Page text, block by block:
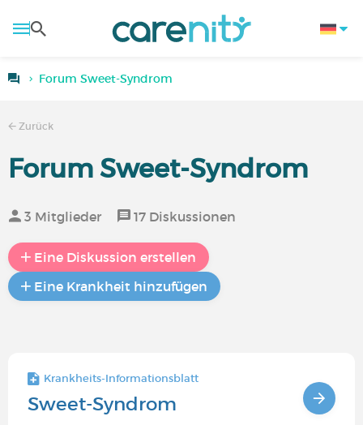
Forum Sweet-Syndrom
Zurück
Forum Sweet-Syndrom
3 Mitglieder 17 Diskussionen
Eine Diskussion erstellen
Eine Krankheit hinzufügen
Krankheits-Informationsblatt
Sweet-Syndrom